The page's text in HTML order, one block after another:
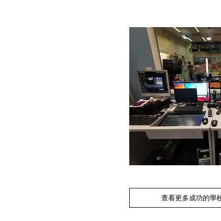
查看更多成功的學